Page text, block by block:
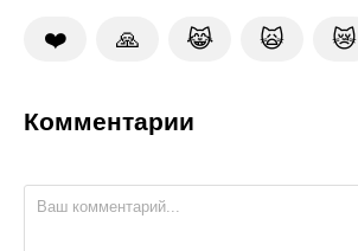
❤️ 🙏 😹 🙀 😿
Комментарии